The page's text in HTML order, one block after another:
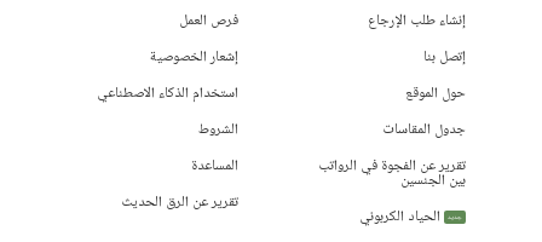
إنشاء طلب الإرجاع
إتصل بنا
حول الموقع
جدول المقاسات
تقرير عن الفجوة في الرواتب
بين الجنسين
جديد
الحياد الكربوني
فرص العمل
إشعار الخصوصية
استخدام الذكاء الاصطناعي
الشروط
المساعدة
تقرير عن الرق الحديث